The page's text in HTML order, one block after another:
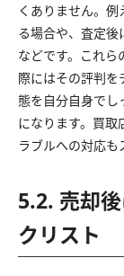
くありません。
る場合や、査定
などです。これ
際にはその評判
態を自分自身でし
になります。買取
ラブルへの対応も
5.2. 売却
クリスト